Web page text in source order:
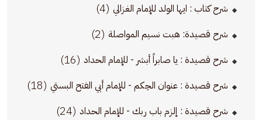
شرح كتاب : ايها الولد للإمام الغزالي (4)
شرح قصيدة: هبت نسيم المواصلة (2)
شرح قصيدة : يا صابراً أبشر - للإمام الحداد (16)
شرح قصيدة : عنوان الحِكم - للإمام أبي الفتح البستي (18)
شرح قصيدة : إلزم باب ربك - للإمام الحداد (24)